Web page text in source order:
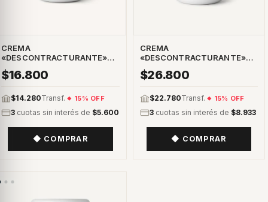
CREMA
«DESCONTRACTURANTE»
CORPORAL 250G
$16.800
$14.280Transf. 15% OFF
3 cuotas sin interés de $5.600
CREMA
«DESCONTRACTURANTE»
CORPORAL 500G
$26.800
$22.780Transf. 15% OFF
3 cuotas sin interés de $8.933